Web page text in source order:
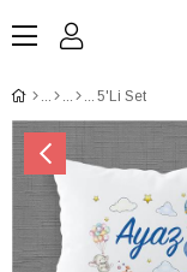
5'Li Set